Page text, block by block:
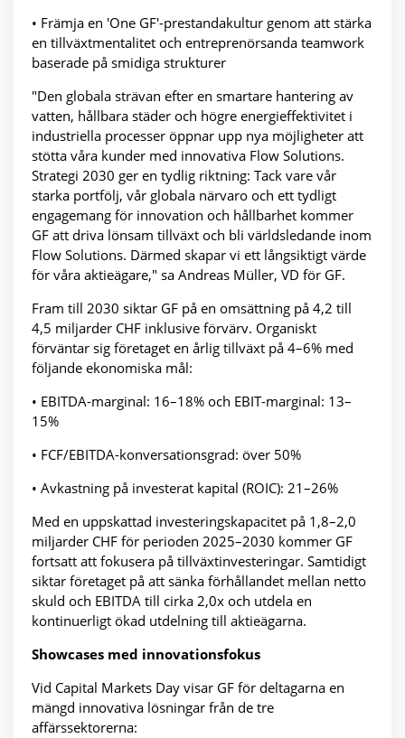
• Främja en 'One GF'-prestandakultur genom att stärka
en tillväxtmentalitet och entreprenörsanda teamwork
baserade på smidiga strukturer
"Den globala strävan efter en smartare hantering av
vatten, hållbara städer och högre energieffektivitet i
industriella processer öppnar upp nya möjligheter att
stötta våra kunder med innovativa Flow Solutions.
Strategi 2030 ger en tydlig riktning: Tack vare vår
starka portfölj, vår globala närvaro och ett tydligt
engagemang för innovation och hållbarhet kommer
GF att driva lönsam tillväxt och bli världsledande inom
Flow Solutions. Därmed skapar vi ett långsiktigt värde
för våra aktieägare," sa Andreas Müller, VD för GF.
Fram till 2030 siktar GF på en omsättning på 4,2 till
4,5 miljarder CHF inklusive förvärv. Organiskt
förväntar sig företaget en årlig tillväxt på 4–6% med
följande ekonomiska mål:
• EBITDA-marginal: 16–18% och EBIT-marginal: 13–
15%
• FCF/EBITDA-konversationsgrad: över 50%
• Avkastning på investerat kapital (ROIC): 21–26%
Med en uppskattad investeringskapacitet på 1,8–2,0
miljarder CHF för perioden 2025–2030 kommer GF
fortsatt att fokusera på tillväxtinvesteringar. Samtidigt
siktar företaget på att sänka förhållandet mellan netto
skuld och EBITDA till cirka 2,0x och utdela en
kontinuerligt ökad utdelning till aktieägarna.
Showcases med innovationsfokus
Vid Capital Markets Day visar GF för deltagarna en
mängd innovativa lösningar från de tre
affärssektorerna: